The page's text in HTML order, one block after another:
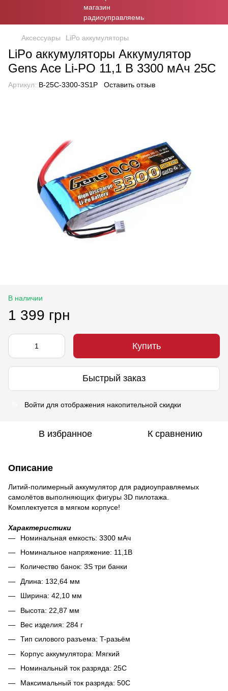
Аксессуары LiPo аккумуляторы
LiPo аккумуляторы Аккумулятор
Gens Ace Li-PO 11,1 В 3300 мАч 25C
Артикул: B-25C-3300-3S1P Оставить отзыв
В наличии
1 399 грн
Купить
Быстрый заказ
Войти для отображения накопительной скидки
В избранное К сравнению
Описание
Литий-полимерный аккумулятор для радиоуправляемых
самолётов выполняющих фигуры 3D пилотажа.
Комплектуется в мягком корпусе!
Характеристики
Номинальная емкость: 3300 мАч
Номинальное напряжение: 11,1В
Количество банок: 3S три банки
Длина: 132,64 мм
Ширина: 42,10 мм
Высота: 22,87 мм
Вес изделия: 284 г
Тип силового разъема: T-разьём
Корпус аккумулятора: Мягкий
Номинальный ток разряда: 25C
Максимальный ток разряда: 50C